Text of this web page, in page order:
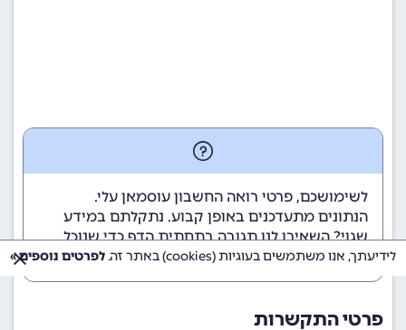
לשימושכם, פרטי רואה החשבון עוסמאן עלי.
הנתונים מתעדכנים באופן קבוע. נתקלתם במידע
שגוי? השאירו לנו תגובה בתחתית הדף כדי שנוכל
לטפל בבעיה בהקדם.
פרטי התקשרות
לידיעתך, אנו משתמשים בעוגיות (cookies) באתר זה. לפרטים נוספים »